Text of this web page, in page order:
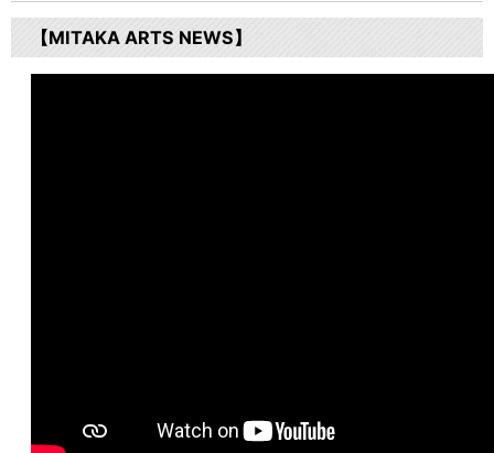
【MITAKA ARTS NEWS】